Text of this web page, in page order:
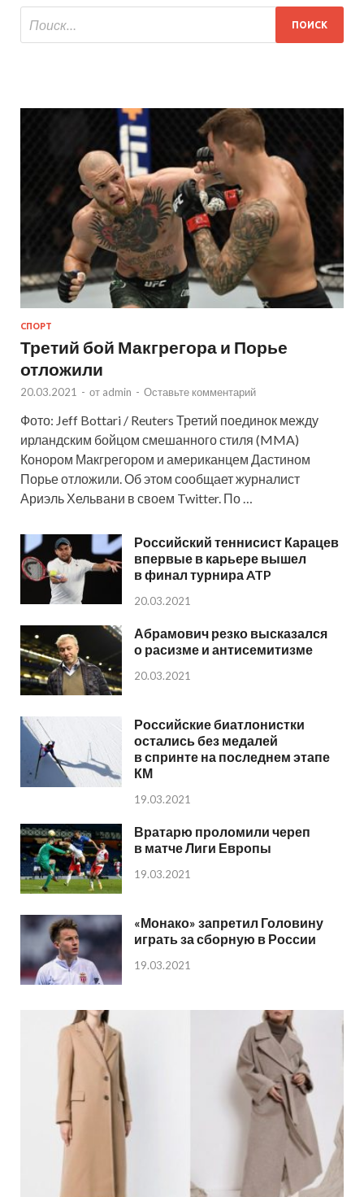
СПОРТ
Третий бой Макгрегора и Порье
отложили
20.03.2021 - от admin - Оставьте комментарий
Фото: Jeff Bottari / Reuters Третий поединок между
ирландским бойцом смешанного стиля (MMA)
Конором Макгрегором и американцем Дастином
Порье отложили. Об этом сообщает журналист
Ариэль Хельвани в своем Twitter. По …
Российский теннисист Карацев
впервые в карьере вышел
в финал турнира ATP
20.03.2021
Абрамович резко высказался
о расизме и антисемитизме
20.03.2021
Российские биатлонистки
остались без медалей
в спринте на последнем этапе
КМ
19.03.2021
Вратарю проломили череп
в матче Лиги Европы
19.03.2021
«Монако» запретил Головину
играть за сборную в России
19.03.2021